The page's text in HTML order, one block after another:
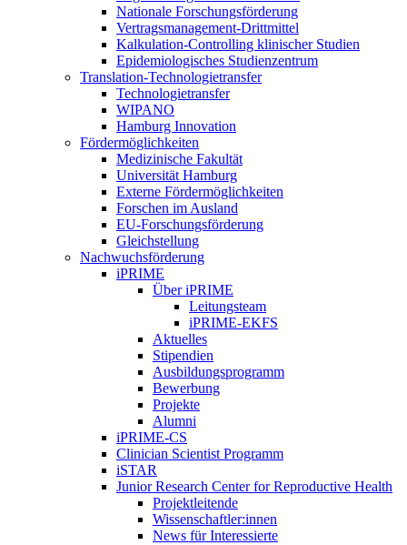
Nationale Forschungsförderung
Vertragsmanagement-Drittmittel
Kalkulation-Controlling klinischer Studien
Epidemiologisches Studienzentrum
Translation-Technologietransfer
Technologietransfer
WIPANO
Hamburg Innovation
Fördermöglichkeiten
Medizinische Fakultät
Universität Hamburg
Externe Fördermöglichkeiten
Forschen im Ausland
EU-Forschungsförderung
Gleichstellung
Nachwuchsförderung
iPRIME
Über iPRIME
Leitungsteam
iPRIME-EKFS
Aktuelles
Stipendien
Ausbildungsprogramm
Bewerbung
Projekte
Alumni
iPRIME-CS
Clinician Scientist Programm
iSTAR
Junior Research Center for Reproductive Health
Projektleitende
Wissenschaftler:innen
News für Interessierte